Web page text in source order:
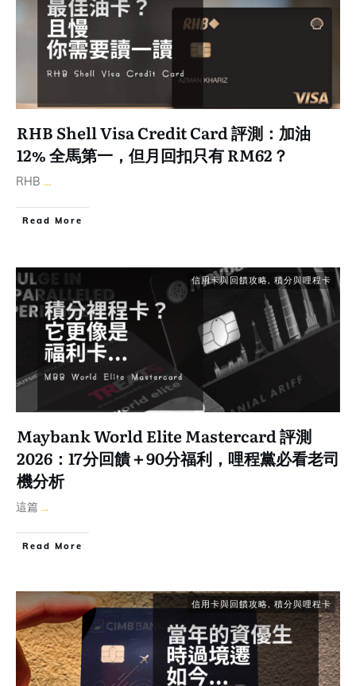
RHB Shell Visa Credit Card 評測：加油
12% 全馬第一，但月回扣只有 RM62？
RHB ...
Read More
信用卡與回饋攻略, 積分與哩程卡
Maybank World Elite Mastercard 評測
2026：17分回饋＋90分福利，哩程黨必看老司
機分析
這篇 ...
Read More
信用卡與回饋攻略, 積分與哩程卡